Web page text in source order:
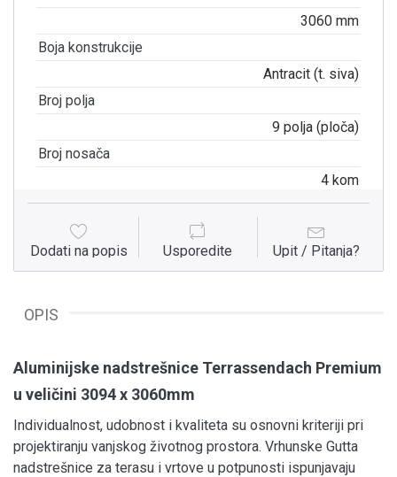
3060 mm
Boja konstrukcije
Antracit (t. siva)
Broj polja
9 polja (ploča)
Broj nosača
4 kom
Dodati na popis Usporedite Upit / Pitanja?
OPIS
Aluminijske nadstrešnice Terrassendach Premium
u veličini 3094 x 3060mm
Individualnost, udobnost i kvaliteta su osnovni kriteriji pri
projektiranju vanjskog životnog prostora. Vrhunske Gutta
nadstrešnice za terasu i vrtove u potpunosti ispunjavaju